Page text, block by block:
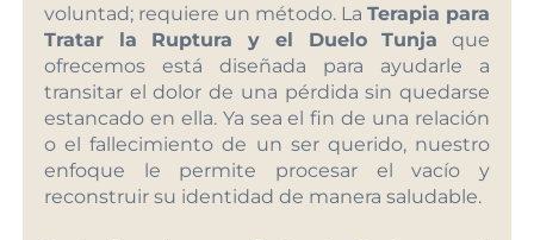
voluntad; requiere un método. La Terapia para
Tratar la Ruptura y el Duelo Tunja que
ofrecemos está diseñada para ayudarle a
transitar el dolor de una pérdida sin quedarse
estancado en ella. Ya sea el fin de una relación
o el fallecimiento de un ser querido, nuestro
enfoque le permite procesar el vacío y
reconstruir su identidad de manera saludable.